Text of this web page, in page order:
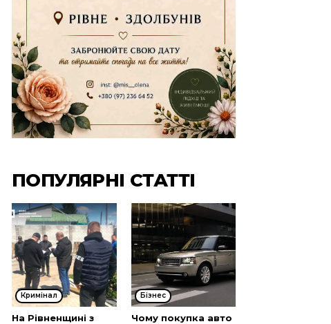
ПОПУЛЯРНІ СТАТТІ
Кримінал
На Рівненщині з
Бізнес
Чому покупка авто